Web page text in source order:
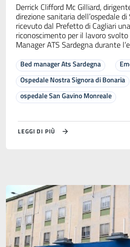
Derrick Clifford Mc Gilliard,
direzione sanitaria dell’ospedale
ricevuto dal Prefetto di Cagliari
riconoscimento per il lavoro
Manager ATS Sardegna durante
Bed manager Ats Sardegna
Ospedale Nostra Signora di Bonaria
ospedale San Gavino Monreale
LEGGI DI PIÙ